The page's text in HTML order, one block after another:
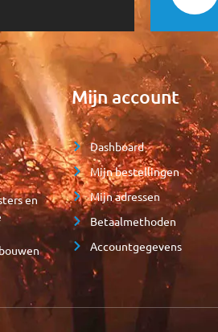
en
Mijn account
Dashboard
Mijn bestellingen
Mijn adressen
Betaalmethoden
Accountgegevens